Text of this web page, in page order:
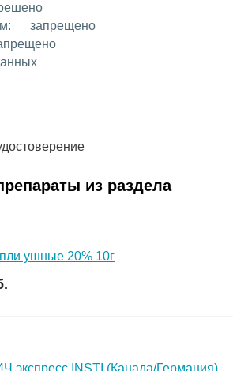
запрещено
из раздела
ушные 20% 10г
экспресс INSTI (Канада/Германия)